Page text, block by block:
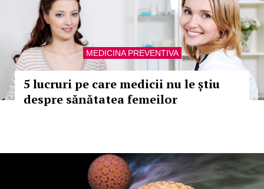
MEDICINA PREVENTIVA
5 lucruri pe care medicii nu le știu
despre sănătatea femeilor